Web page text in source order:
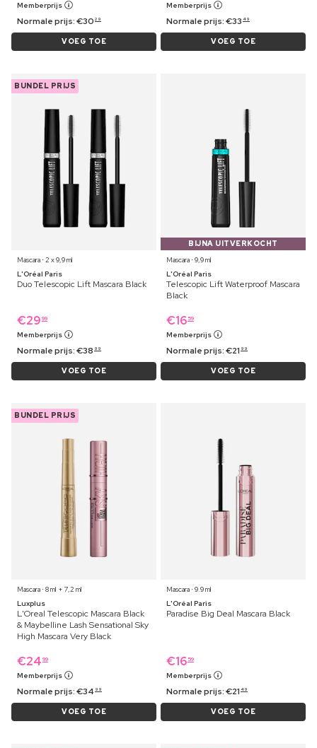
Memberprijs
Normale prijs:€30 29
VOEG TOE
Memberprijs
Normale prijs:€33 49
VOEG TOE
BUNDEL PRIJS
Mascara ⋅ 2 x 9,9 ml
L'Oréal Paris
Duo Telescopic Lift Mascara Black
€29 99
Memberprijs
Normale prijs:€38 99
VOEG TOE
BIJNA UITVERKOCHT
Mascara ⋅ 9,9 ml
L'Oréal Paris
Telescopic Lift Waterproof Mascara
Black
€16 59
Memberprijs
Normale prijs:€21 99
VOEG TOE
BUNDEL PRIJS
Mascara ⋅ 8 ml + 7,2 ml
Luxplus
L'Oreal Telescopic Mascara Black
& Maybelline Lash Sensational Sky
High Mascara Very Black
€24 99
Memberprijs
Normale prijs:€34 99
VOEG TOE
Mascara ⋅ 9.9 ml
L'Oréal Paris
Paradise Big Deal Mascara Black
€16 59
Memberprijs
Normale prijs:€21 49
VOEG TOE